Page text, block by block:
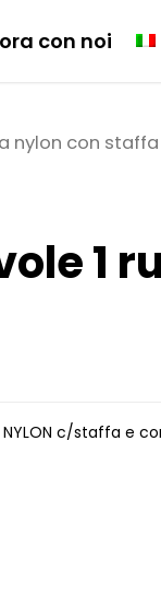
con noi
nylon con staffa
1
c/staffa e